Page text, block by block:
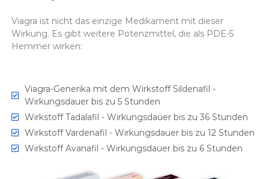
Viagra ist nicht das einzige Medikament mit dieser
Wirkung. Es gibt weitere Potenzmittel, die als PDE-5
Hemmer wirken:
Viagra-Generika mit dem Wirkstoff Sildenafil -
Wirkungsdauer bis zu 5 Stunden
Wirkstoff Tadalafil - Wirkungsdauer bis zu 36 Stunden
Wirkstoff Vardenafil - Wirkungsdauer bis zu 12 Stunden
Wirkstoff Avanafil - Wirkungsdauer bis zu 6 Stunden